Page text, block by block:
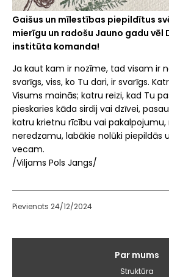
Gaišus un mīlestības piepildītus
mierīgu un radošu Jauno gadu vēl
institūta komanda!
Ja kaut kam ir nozīme, tad visam ir
svarīgs, viss, ko Tu dari, ir svarīgs.
Visums mainās; katru reizi, kad Tu
pieskaries kāda sirdij vai dzīvei,
katru krietnu rīcību vai pakalpojumu,
neredzamu, labākie nolūki piepildās
vecam.
/Viljams Pols Jangs/
Pievienots 24/12/2024
Par mums
Struktūra